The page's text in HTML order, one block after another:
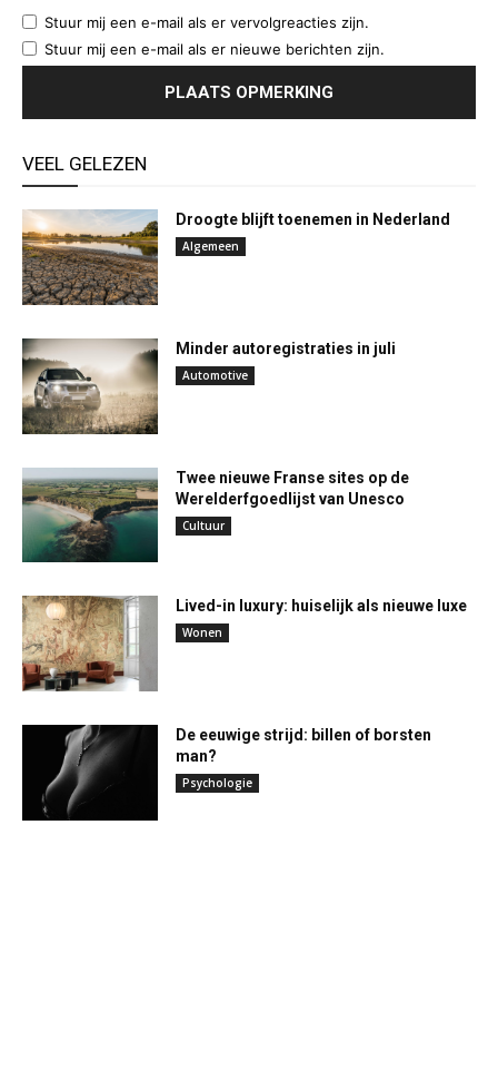
Stuur mij een e-mail als er vervolgreacties zijn.
Stuur mij een e-mail als er nieuwe berichten zijn.
VEEL GELEZEN
Droogte blijft toenemen in Nederland
Algemeen
Minder autoregistraties in juli
Automotive
Twee nieuwe Franse sites op de
Werelderfgoedlijst van Unesco
Cultuur
Lived-in luxury: huiselijk als nieuwe luxe
Wonen
De eeuwige strijd: billen of borsten
man?
Psychologie